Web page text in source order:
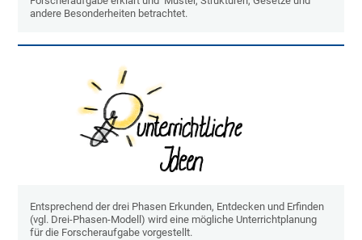
andere Besonderheiten betrachtet.
Entsprechend der drei Phasen Erkunden, Entdecken und Erfinden
(vgl. Drei-Phasen-Modell) wird eine mögliche Unterrichtplanung
für die Forscheraufgabe vorgestellt.